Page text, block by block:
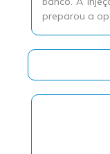
preparou a